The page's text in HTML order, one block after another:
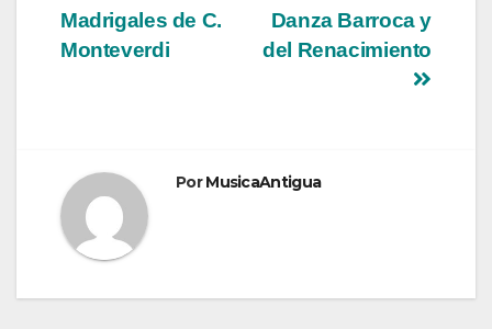
de
entradas
Danza Barroca y
del Renacimiento
Madrigales de C.
Monteverdi
PorMusicaAntigua